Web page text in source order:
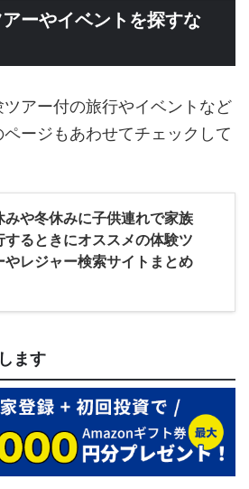
ーやイベントを探すな
アー付の旅行やイベントなど
ージもあわせてチェックして
みや冬休みに子供連れで家族
するときにオススメの体験ツ
やレジャー検索サイトまとめ
ます